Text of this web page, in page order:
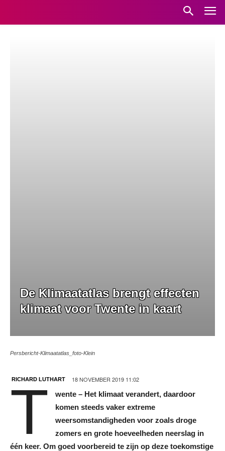
De Klimaatatlas brengt effecten
klimaat voor Twente in kaart
Persbericht-Klimaatatlas_foto-Klein
RICHARD LUTHART 18 NOVEMBER 2019 11:02
T
wente – Het klimaat verandert, daardoor
komen steeds vaker extreme
weersomstandigheden voor zoals droge
zomers en grote hoeveelheden neerslag in
één keer. Om goed voorbereid te zijn op deze toekomstige